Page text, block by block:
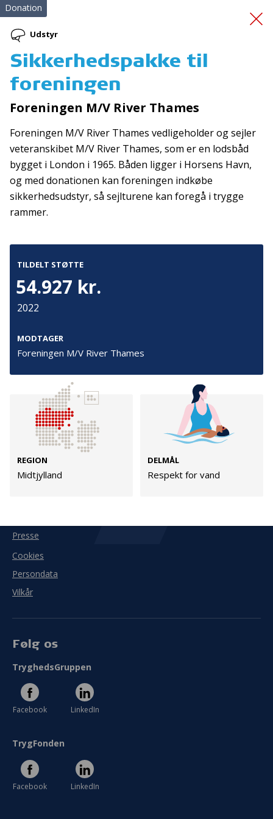
Udvikling
Beredskabsdrone
Donation
Udstyr
Sikkerhedspakke til
foreningen
Foreningen M/V River Thames
Foreningen M/V River Thames vedligeholder og sejler
veteranskibet M/V River Thames, som er en lodsbåd
bygget i London i 1965. Båden ligger i Horsens Havn,
og med donationen kan foreningen indkøbe
sikkerhedsudstyr, så sejlturene kan foregå i trygge
rammer.
TILDELT STØTTE
54.927 kr.
2022
MODTAGER
Foreningen M/V River Thames
REGION
Midtjylland
DELMÅL
Respekt for vand
Tilmeld nyhedsbrev
aktiviteter direkte i din indbakke.
TrygFonden
info@trygfonden.dk
TryghedsGruppen
45 26 08 26
info@tryghedsgruppen.dk
Vis vej hertil
Presse
Cookies
Persondata
Vilkår
Følg os
TryghedsGruppen
Facebook LinkedIn
TrygFonden
Facebook LinkedIn